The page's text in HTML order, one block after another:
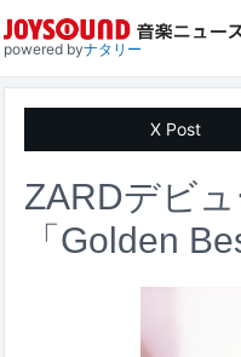
powered byナタリー
X Post
ZARDデビ
「Golden